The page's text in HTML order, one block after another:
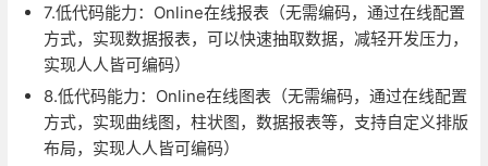
7.低代码能力：Online在线报表（无需编码，通过在线配置
方式，实现数据报表，可以快速抽取数据，减轻开发压力，
实现人人皆可编码）
8.低代码能力：Online在线图表（无需编码，通过在线配置
方式，实现曲线图，柱状图，数据报表等，支持自定义排版
布局，实现人人皆可编码）